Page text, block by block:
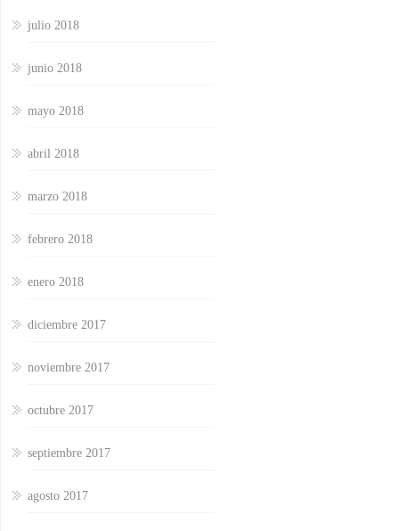
julio 2018
junio 2018
mayo 2018
abril 2018
marzo 2018
febrero 2018
enero 2018
diciembre 2017
noviembre 2017
octubre 2017
septiembre 2017
agosto 2017